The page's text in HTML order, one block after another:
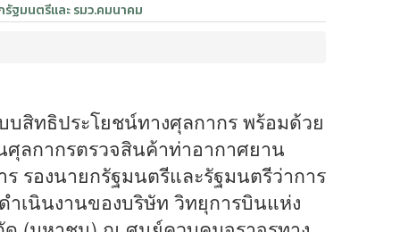
ฐมนตรีและ รมว.คมนาคม
สิทธิประโยชน์ทางศุลกากร พร้อมด้วย
ลกากรตรวจสินค้าท่าอากาศยาน
รองนายกรัฐมนตรีและรัฐมนตรีว่าการ
เนินงานของบริษัท วิทยุการบินแห่ง